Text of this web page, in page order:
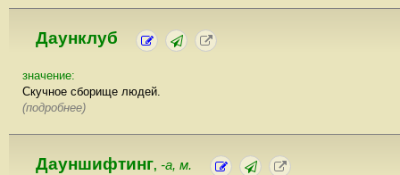
Даунклуб
значение:
Скучное сборище людей.
(подробнее)
Дауншифтинг, -а, м.